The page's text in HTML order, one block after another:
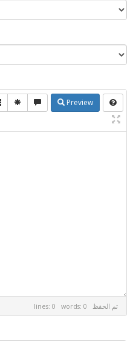
Preview
lines: 0 words: 0 تم الحفظ